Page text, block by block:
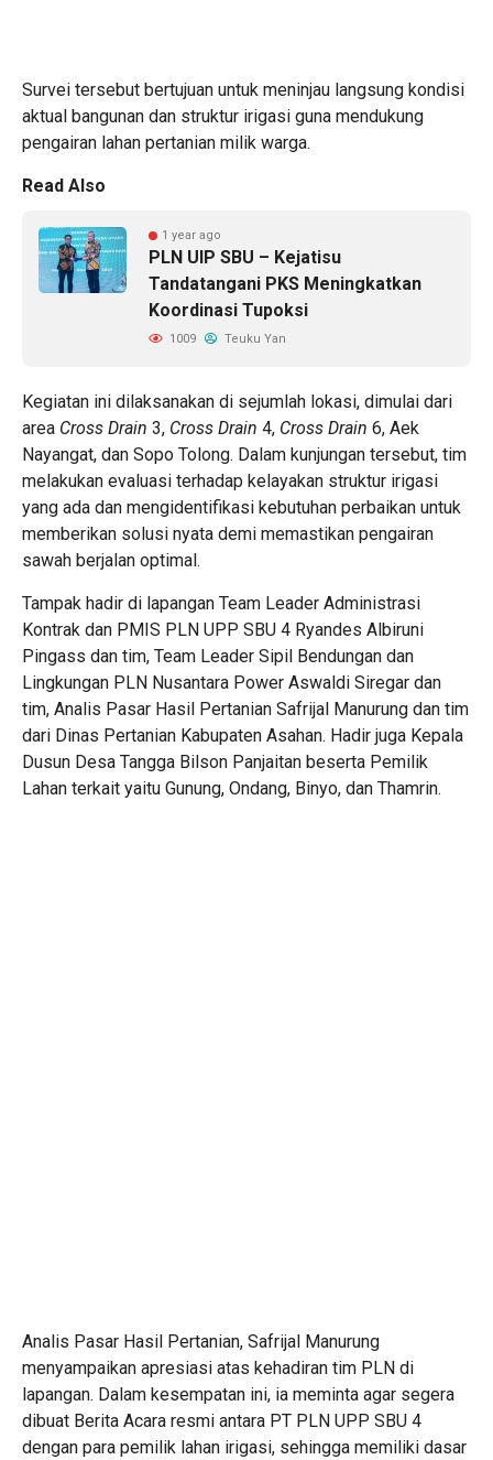
Survei tersebut bertujuan untuk meninjau langsung kondisi
aktual bangunan dan struktur irigasi guna mendukung
pengairan lahan pertanian milik warga.
Read Also
1 year ago
PLN UIP SBU – Kejatisu
Tandatangani PKS Meningkatkan
Koordinasi Tupoksi
1009 Teuku Yan
Kegiatan ini dilaksanakan di sejumlah lokasi, dimulai dari
area Cross Drain 3, Cross Drain 4, Cross Drain 6, Aek
Nayangat, dan Sopo Tolong. Dalam kunjungan tersebut, tim
melakukan evaluasi terhadap kelayakan struktur irigasi
yang ada dan mengidentifikasi kebutuhan perbaikan untuk
memberikan solusi nyata demi memastikan pengairan
sawah berjalan optimal.
Tampak hadir di lapangan Team Leader Administrasi
Kontrak dan PMIS PLN UPP SBU 4 Ryandes Albiruni
Pingass dan tim, Team Leader Sipil Bendungan dan
Lingkungan PLN Nusantara Power Aswaldi Siregar dan
tim, Analis Pasar Hasil Pertanian Safrijal Manurung dan tim
dari Dinas Pertanian Kabupaten Asahan. Hadir juga Kepala
Dusun Desa Tangga Bilson Panjaitan beserta Pemilik
Lahan terkait yaitu Gunung, Ondang, Binyo, dan Thamrin.
Analis Pasar Hasil Pertanian, Safrijal Manurung
menyampaikan apresiasi atas kehadiran tim PLN di
lapangan. Dalam kesempatan ini, ia meminta agar segera
dibuat Berita Acara resmi antara PT PLN UPP SBU 4
dengan para pemilik lahan irigasi, sehingga memiliki dasar